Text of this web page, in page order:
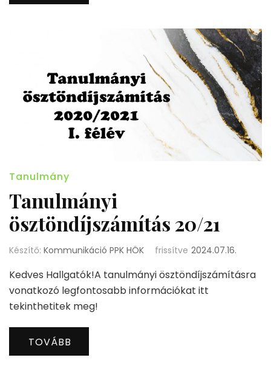
Tanulmány
Tanulmányi
ösztöndíjszámítás 20/21
Készítő: Kommunikáció PPK HÖK frissítve 2024.07.16.
Kedves Hallgatók!A tanulmányi ösztöndíjszámításra
vonatkozó legfontosabb információkat itt
tekinthetitek meg!
TOVÁBB